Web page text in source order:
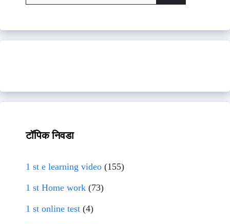
for:
टॉपिक निवडा
1 st e learning video (155)
1 st Home work (73)
1 st online test (4)